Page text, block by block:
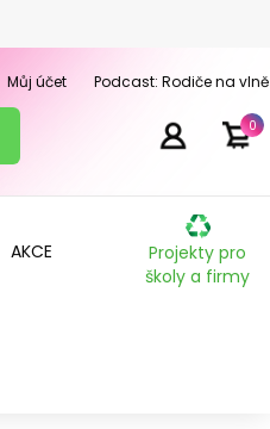
0
AKCE
Projekty pro
školy a firmy
Můj účet Podcast: Rodiče na vlně